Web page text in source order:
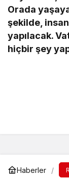
Orada
şekilde,
yapılacak.
hiçbir şey
Haberler